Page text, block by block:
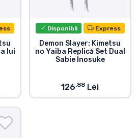
lui
Disponibil Express
Demon Slayer: Kimetsu
no Yaiba Replică Set Dual
Sabie Inosuke
126.88 Lei
animate